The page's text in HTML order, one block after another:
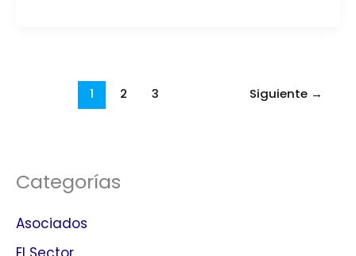
1 2 3 Siguiente →
Categorías
Asociados